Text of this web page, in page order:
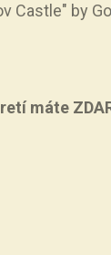
Castle" by
máte